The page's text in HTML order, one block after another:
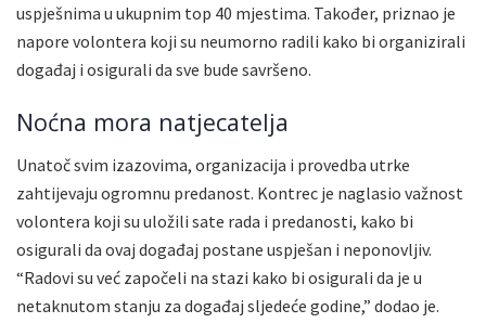
uspješnima u ukupnim top 40 mjestima. Također, priznao je
napore volontera koji su neumorno radili kako bi organizirali
događaj i osigurali da sve bude savršeno.
Noćna mora natjecatelja
Unatoč svim izazovima, organizacija i provedba utrke
zahtijevaju ogromnu predanost. Kontrec je naglasio važnost
volontera koji su uložili sate rada i predanosti, kako bi
osigurali da ovaj događaj postane uspješan i neponovljiv.
“Radovi su već započeli na stazi kako bi osigurali da je u
netaknutom stanju za događaj sljedeće godine,” dodao je.